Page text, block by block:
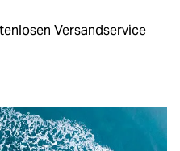
Versandservice